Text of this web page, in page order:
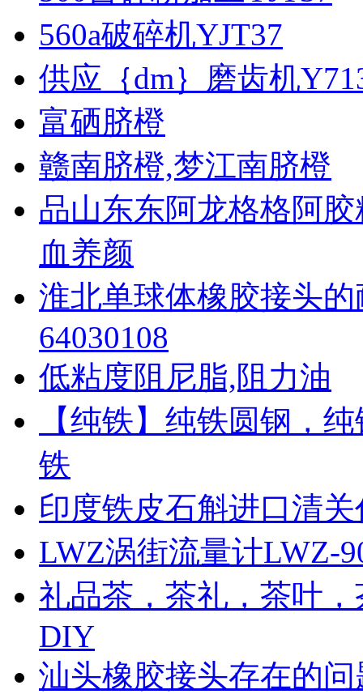
560a破碎机YJT37
供应｛dm｝磨齿机
富硒脐橙
赣南脐橙,梦江南脐橙
品山东东阿龙格格阿
血养颜
淮北单球体橡胶接头
64030108
低粘度阻尼脂,阻力油
【纯铁】纯铁圆钢，
铁
印度铁皮石斛进口清关
LWZ涡街流量计LWZ-
礼品茶，茶礼，茶叶
DIY
汕头橡胶接头存在的